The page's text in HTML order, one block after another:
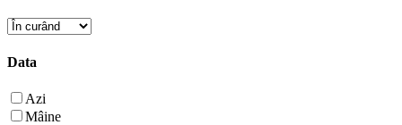
Data
Azi
Mâine